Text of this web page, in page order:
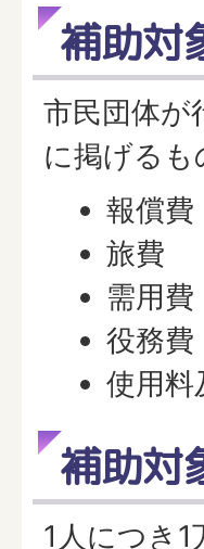
補助対
市民団体が
に掲げるも
報償費
旅費
需用費
役務費
使用料
補助対
1人につき